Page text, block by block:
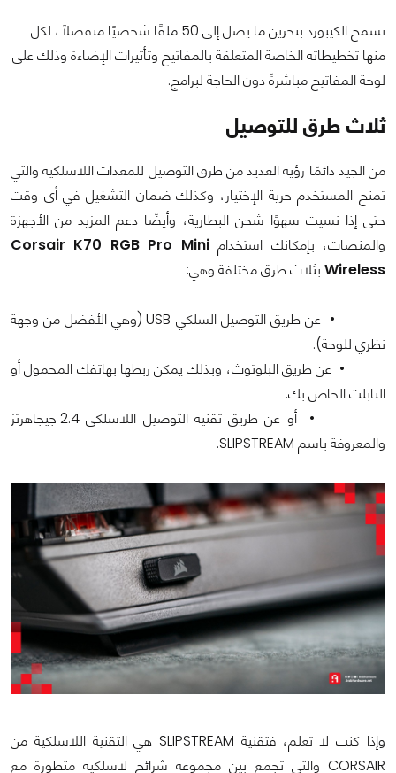
تسمح الكيبورد بتخزين ما يصل إلى 50 ملفًا شخصيًا منفصلاً، لكل
منها تخطيطاته الخاصة المتعلقة بالمفاتيح وتأثيرات الإضاءة وذلك على
لوحة المفاتيح مباشرةً دون الحاجة لبرامج.
ثلاث طرق للتوصيل
من الجيد دائمًا رؤية العديد من طرق التوصيل للمعدات اللاسلكية والتي
تمنح المستخدم حرية الإختيار، وكذلك ضمان التشغيل في أي وقت
حتى إذا نسيت سهوًا شحن البطارية، وأيضًا دعم المزيد من الأجهزة
والمنصات، بإمكانك استخدامCorsair K70 RGB Pro Mini
Wireless بثلاث طرق مختلفة وهي:
• عن طريق التوصيل السلكي USB (وهي الأفضل من وجهة
نظري للوحة).
• عن طريق البلوتوث، وبذلك يمكن ربطها بهاتفك المحمول أو
التابلت الخاص بك.
• أو عن طريق تقنية التوصيل اللاسلكي 2.4 جيجاهرتز
والمعروفة باسم SLIPSTREAM.
وإذا كنت لا تعلم، فتقنية SLIPSTREAM هي التقنية اللاسلكية من
CORSAIR والتي تجمع بين مجموعة شرائح لاسلكية متطورة مع